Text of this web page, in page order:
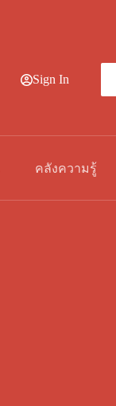
Sign In
คลังความรู้